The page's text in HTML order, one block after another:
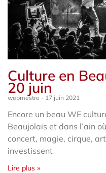
Culture en
20 juin
webmestre 17 juin 2021
Encore un beau WE
Beaujolais et dans l’ain
concert, magie, cirque,
investissent
Lire plus »